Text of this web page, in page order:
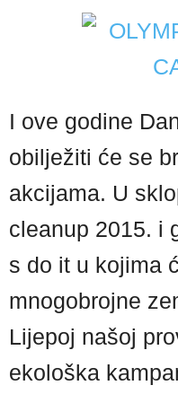
I ove godine
obilježiti će se
akcijama. U
cleanup 2015. i
s do it u kojima
mnogobrojne
Lijepoj našoj
ekološka